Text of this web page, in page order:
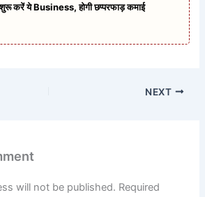
करें ये Business, होगी छप्परफाड़ कमाई
NEXT
will not be published. Required